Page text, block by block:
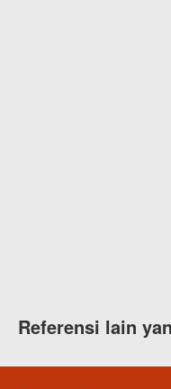
Referensi lain